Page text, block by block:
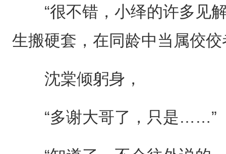
“很不错，小绎的许多见解
生搬硬套，在同龄中当属佼佼
沈棠倾躬身，
“多谢大哥了，只是……”